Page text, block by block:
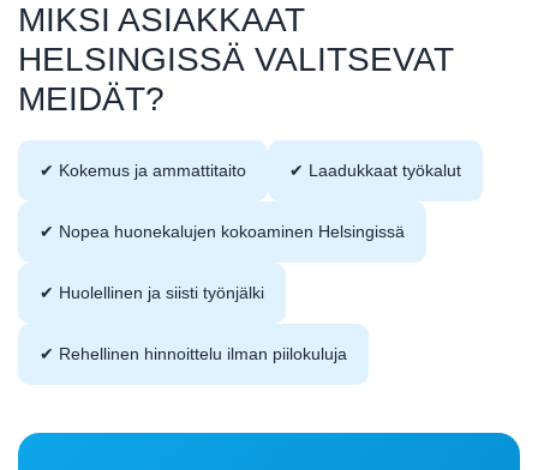
MIKSI ASIAKKAAT
HELSINGISSÄ VALITSEVAT
MEIDÄT?
✔ Kokemus ja ammattitaito ✔ Laadukkaat työkalut
✔ Nopea huonekalujen kokoaminen Helsingissä
✔ Huolellinen ja siisti työnjälki
✔ Rehellinen hinnoittelu ilman piilokuluja